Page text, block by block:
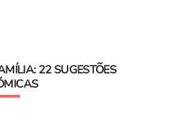
22 SUGESTÕES